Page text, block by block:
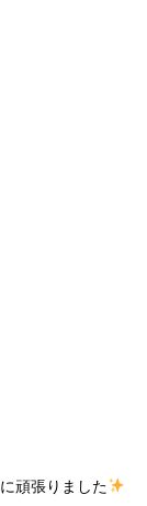
頑張りました